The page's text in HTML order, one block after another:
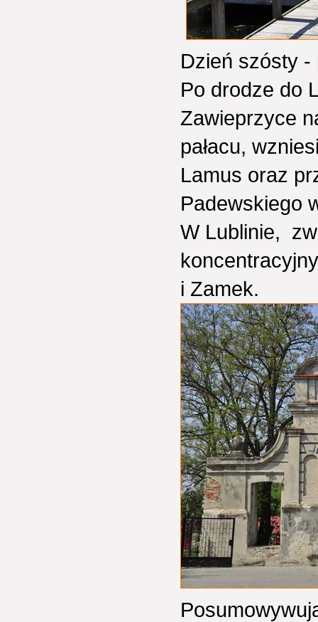
Dzień szósty -
Po drodze do
Zawieprzyce
pałacu,
Lamus oraz
Padewskiego
W Lublinie,
i Zamek.